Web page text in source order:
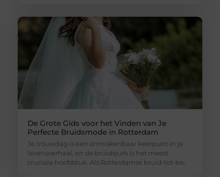
De Grote Gids voor het Vinden van Je
Perfecte Bruidsmode in Rotterdam
Je trouwdag is een onmiskenbaar keerpunt in je
levensverhaal, en de bruidsjurk is het meest
cruciale hoofdstuk. Als Rotterdamse bruid-tot-be,